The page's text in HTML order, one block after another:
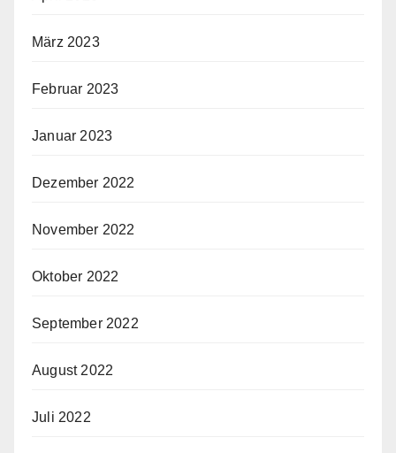
März 2023
Februar 2023
Januar 2023
Dezember 2022
November 2022
Oktober 2022
September 2022
August 2022
Juli 2022